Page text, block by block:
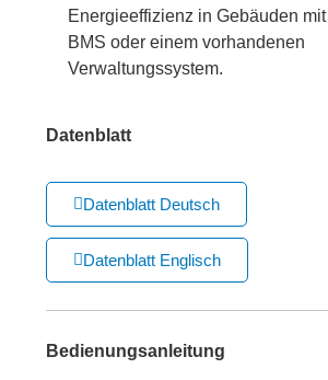
Energieeffizienz in Gebäuden mit
BMS oder einem vorhandenen
Verwaltungssystem.
Datenblatt
Datenblatt Deutsch
Datenblatt Englisch
Bedienungsanleitung